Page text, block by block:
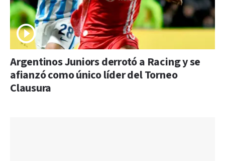
Argentinos Juniors derrotó a Racing y se
afianzó como único líder del Torneo
Clausura